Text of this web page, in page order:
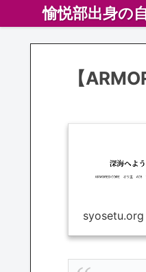
愉悦部出身の
【
syosetu.org